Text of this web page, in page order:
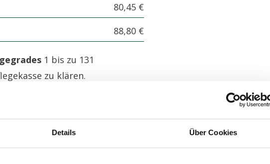
Details Über Cookies
80,45 €
88,80 €
1 bis zu 131
zu klären.
zu klären.
gerne die teilnehmenden